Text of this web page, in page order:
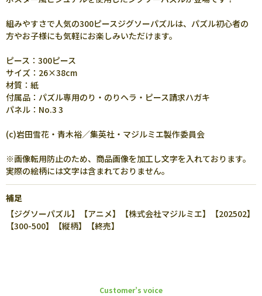
組みやすさで人気の300ピースジグソーパズルは、パズル初心者の
方やお子様にも気軽にお楽しみいただけます。
ピース：300ピース
サイズ：26×38cm
材質：紙
付属品：パズル専用のり・のりヘラ・ピース請求ハガキ
パネル：No.3 3
(c)岩田雪花・青木裕／集英社・マジルミエ製作委員会
※画像転用防止のため、商品画像を加工し文字を入れております。
実際の絵柄には文字は含まれておりません。
補足
【ジグソーパズル】【アニメ】【株式会社マジルミエ】【202502】
【300-500】【縦柄】【終売】
Customer’s voice